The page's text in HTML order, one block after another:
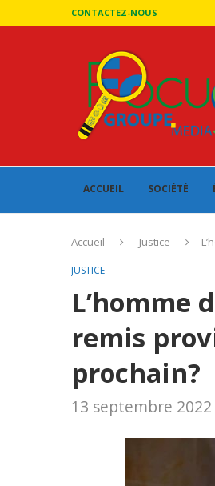
CONTACTEZ-NOUS
ACCUEIL SOCIÉTÉ
Accueil Justice
JUSTICE
L’homme
remis
prochain?
13 septembre 2022